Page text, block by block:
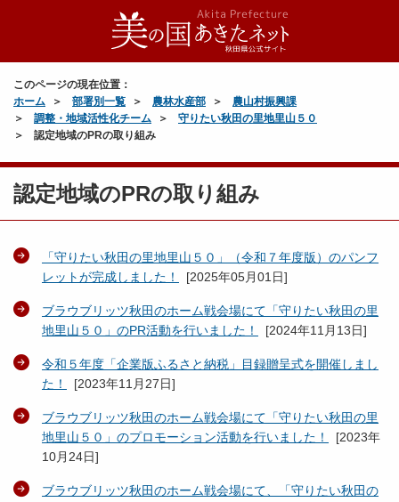
このページの現在位置：
ホーム
部署別一覧 農林水産部
農山村振興課
調整・地域活性化チーム
守りたい秋田の里地里山５０
認定地域のPRの取り組み
認定地域のPRの取り組み
「守りたい秋田の里地里山５０」（令和７年度版）のパンフ
レットが完成しました！
[2025年05月01日]
ブラウブリッツ秋田のホーム戦会場にて「守りたい秋田の里
地里山５０」のPR活動を行いました！
[2024年11月13日]
令和５年度「企業版ふるさと納税」目録贈呈式を開催しまし
た！
[2023年11月27日]
ブラウブリッツ秋田のホーム戦会場にて「守りたい秋田の里
地里山５０」のプロモーション活動を行いました！
[2023年
10月24日]
ブラウブリッツ秋田のホーム戦会場にて、「守りたい秋田の